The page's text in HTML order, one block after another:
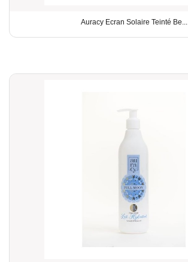
Auracy Ecran Solaire Teinté Be...